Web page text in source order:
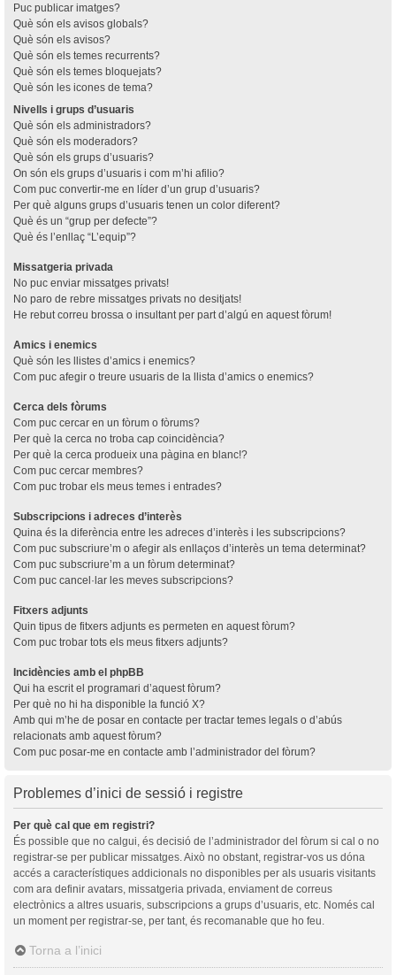
Puc publicar imatges?
Què són els avisos globals?
Què són els avisos?
Què són els temes recurrents?
Què són els temes bloquejats?
Què són les icones de tema?
Nivells i grups d’usuaris
Què són els administradors?
Què són els moderadors?
Què són els grups d’usuaris?
On són els grups d’usuaris i com m’hi afilio?
Com puc convertir-me en líder d’un grup d’usuaris?
Per què alguns grups d’usuaris tenen un color diferent?
Què és un “grup per defecte”?
Què és l’enllaç “L’equip”?
Missatgeria privada
No puc enviar missatges privats!
No paro de rebre missatges privats no desitjats!
He rebut correu brossa o insultant per part d’algú en aquest fòrum!
Amics i enemics
Què són les llistes d’amics i enemics?
Com puc afegir o treure usuaris de la llista d’amics o enemics?
Cerca dels fòrums
Com puc cercar en un fòrum o fòrums?
Per què la cerca no troba cap coincidència?
Per què la cerca produeix una pàgina en blanc!?
Com puc cercar membres?
Com puc trobar els meus temes i entrades?
Subscripcions i adreces d’interès
Quina és la diferència entre les adreces d’interès i les subscripcions?
Com puc subscriure’m o afegir als enllaços d’interès un tema determinat?
Com puc subscriure’m a un fòrum determinat?
Com puc cancel·lar les meves subscripcions?
Fitxers adjunts
Quin tipus de fitxers adjunts es permeten en aquest fòrum?
Com puc trobar tots els meus fitxers adjunts?
Incidències amb el phpBB
Qui ha escrit el programari d’aquest fòrum?
Per què no hi ha disponible la funció X?
Amb qui m’he de posar en contacte per tractar temes legals o d’abús
relacionats amb aquest fòrum?
Com puc posar-me en contacte amb l’administrador del fòrum?
Problemes d’inici de sessió i registre
Per què cal que em registri?
És possible que no calgui, és decisió de l’administrador del fòrum si cal o no
registrar-se per publicar missatges. Això no obstant, registrar-vos us dóna
accés a característiques addicionals no disponibles per als usuaris visitants
com ara definir avatars, missatgeria privada, enviament de correus
electrònics a altres usuaris, subscripcions a grups d’usuaris, etc. Només cal
un moment per registrar-se, per tant, és recomanable que ho feu.
Torna a l’inici